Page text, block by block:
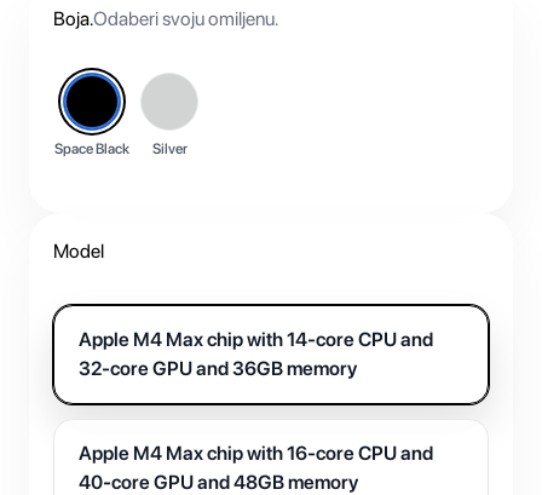
Mac.Boja.Odaberi svoju omiljenu.
Space Black Silver
Model
Apple M4 Max chip with 14-core CPU and
32-core GPU and 36GB memory
Apple M4 Max chip with 16-core CPU and
40-core GPU and 48GB memory